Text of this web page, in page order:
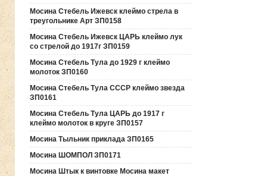
Мосина Стебель Ижевск клеймо стрела в
треугольнике Арт ЗП0158
Мосина Стебель Ижевск ЦАРЬ клеймо лук
со стрелой до 1917г ЗП0159
Мосина Стебель Тула до 1929 г клеймо
молоток ЗП0160
Мосина Стебель Тула СССР клеймо звезда
ЗП0161
Мосина Стебель Тула ЦАРЬ до 1917 г
клеймо молоток в круге ЗП0157
Мосина Тыльник приклада ЗП0165
Мосина ШОМПОЛ ЗП0171
Мосина Штык к винтовке Мосина макет